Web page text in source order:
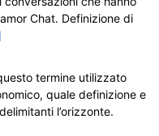
Chat. Definizione di
termine utilizzato
quale definizione e
l’orizzonte.